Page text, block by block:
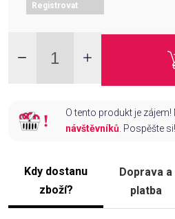
Registrovat
O tento produkt je
návštěvníků. Pospěšte si!
Kdy dostanu
zboží?
Doprava a
platba